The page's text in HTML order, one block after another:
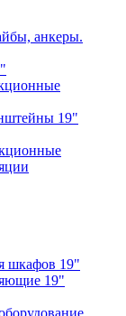
анкеры.
19"
шкафов 19"
19"